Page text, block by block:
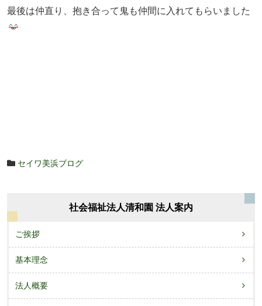
最後は仲直り、抱き合って鬼も仲間に入れてもらいました
セイワ美浜ブログ
社会福祉法人清和園 法人案内
ご挨拶
基本理念
法人概要